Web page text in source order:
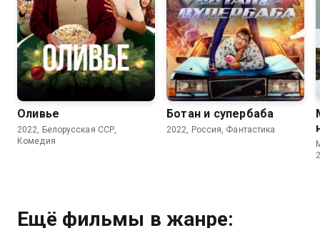
6.8
Оливье
2022, Белорусская ССР,
Комедия
4.9
Ботан и супербаба
2022, Россия, Фантастика
Ещё фильмы в жанре: